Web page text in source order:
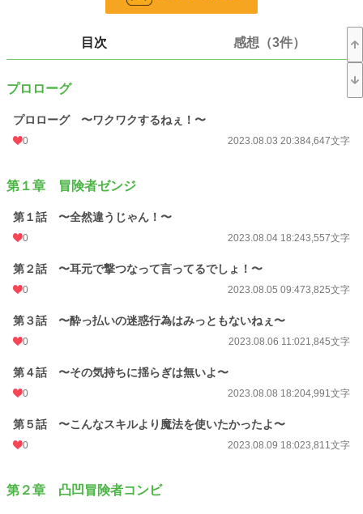
今日もゼンジは相棒のルイを振り回し振り回され飄々とこの世界を謳歌する。
小説 228,851 位 / 228,851 件
ファンタジー 53,336 位 / 53,336 件
お気に入り
24h.ポイント
月間ポイント
年間ポイント 63 pt (152,240 位)
累計ポイント
目次 感想（3件）
プロローグ
プロローグ 〜ワクワクするねぇ！〜
0 2023.08.03 20:384,647文字
第１章 冒険者ゼンジ
第１話 〜全然違うじゃん！〜
0 2023.08.04 18:243,557文字
第２話 〜耳元で撃つなって言ってるでしょ！〜
0 2023.08.05 09:473,825文字
第３話 〜酔っ払いの迷惑行為はみっともないねぇ〜
0 2023.08.06 11:021,845文字
第４話 〜その気持ちに揺らぎは無いよ〜
0 2023.08.08 18:204,991文字
第５話 〜こんなスキルより魔法を使いたかったよ〜
0 2023.08.09 18:023,811文字
第２章 凸凹冒険者コンビ